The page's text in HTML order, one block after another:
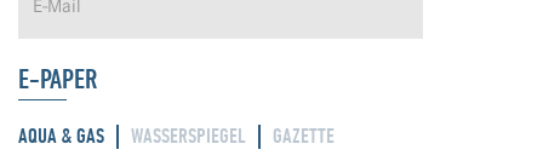
E-PAPER
AQUA & GAS WASSERSPIEGEL GAZETTE